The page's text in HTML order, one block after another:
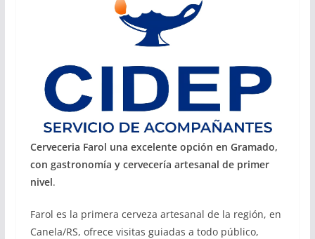
Cerveceria Farol una excelente opción en Gramado,
con gastronomía y cervecería artesanal de primer
nivel.
Farol es la primera cerveza artesanal de la región, en
Canela/RS, ofrece visitas guiadas a todo público,